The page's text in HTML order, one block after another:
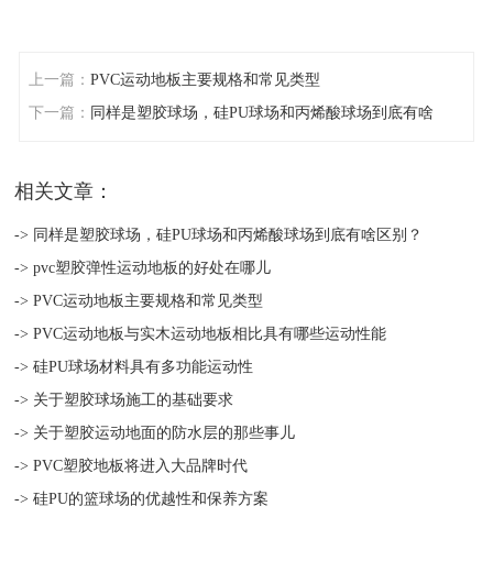
上一篇：PVC运动地板主要规格和常见类型
下一篇： 同样是塑胶球场，硅PU球场和丙烯酸球场到底有啥
相关文章：
-> 同样是塑胶球场，硅PU球场和丙烯酸球场到底有啥区别？
-> pvc塑胶弹性运动地板的好处在哪儿
-> PVC运动地板主要规格和常见类型
-> PVC运动地板与实木运动地板相比具有哪些运动性能
-> 硅PU球场材料具有多功能运动性
-> 关于塑胶球场施工的基础要求
-> 关于塑胶运动地面的防水层的那些事儿
-> PVC塑胶地板将进入大品牌时代
-> 硅PU的篮球场的优越性和保养方案